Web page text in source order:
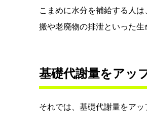
こまめに水分を補給する人
搬や老廃物の排泄といった
基礎代謝量をアッ
それでは、基礎代謝量をアッ